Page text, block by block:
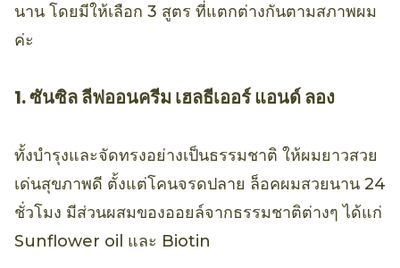
นาน โดยมีให้เลือก 3 สูตร ที่แตกต่างกันตามสภาพผม
ค่ะ
1. ซันซิล ลีฟออนครีม เฮลธีเออร์ แอนด์ ลอง
ทั้งบำรุงและจัดทรงอย่างเป็นธรรมชาติ ให้ผมยาวสวย
เด่นสุขภาพดี ตั้งแต่โคนจรดปลาย ล็อคผมสวยนาน 24
ชั่วโมง มีส่วนผสมของออยล์จากธรรมชาติต่างๆ ได้แก่
Sunflower oil และ Biotin